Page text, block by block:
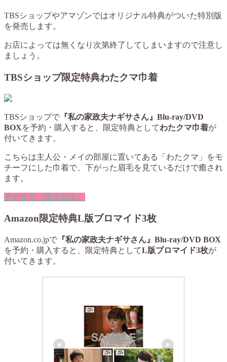
TBSショップやアマゾンではオリジナル特典がついた特別版
を発売します。
お店によっては無くなり次第終了してしまいますので注意し
ましょう。
TBSショップ限定特典わたクマ巾着
TBSショップで 『私の家政夫ナギサさん』Blu-ray/DVD
BOXを予約・購入すると、限定特典としてわたクマ巾着が
付いてきます。
こちらは主人公・メイの部屋に置いてある「わたクマ」をモ
チーフにした巾着で、下がった眉毛を見ているだけで癒され
ます。
予約する（楽天経由）
Amazon限定特典L版ブロマイド3枚
Amazon.co.jpで 『私の家政夫ナギサさん』Blu-ray/DVD BOX
を予約・購入すると、限定特典としてL版ブロマイド3枚が
付いてきます。